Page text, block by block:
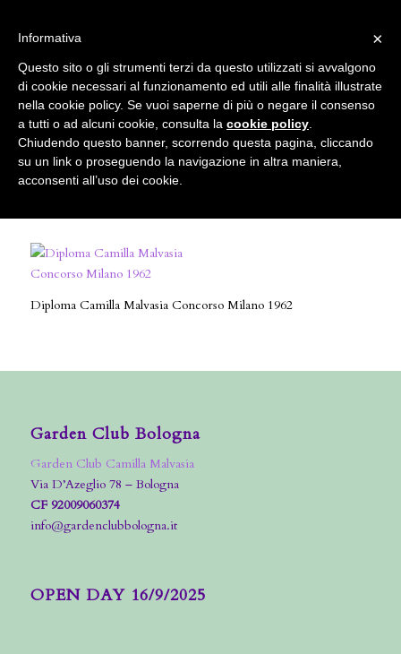
Diploma Camilla Malvasia Concorso
Milano 1962
Diploma Camilla Malvasia Concorso Milano 1962
Garden Club Bologna
Garden Club Camilla Malvasia
Via D’Azeglio 78 – Bologna
CF 92009060374
info@gardenclubbologna.it
OPEN DAY 16/9/2025
×
Informativa
Questo sito o gli strumenti terzi da questo utilizzati si avvalgono
di cookie necessari al funzionamento ed utili alle finalità illustrate
nella cookie policy. Se vuoi saperne di più o negare il consenso
a tutti o ad alcuni cookie, consulta la cookie policy
Chiudendo questo banner, scorrendo questa pagina, cliccando
su un link o proseguendo la navigazione in altra maniera,
acconsenti all’uso dei cookie.